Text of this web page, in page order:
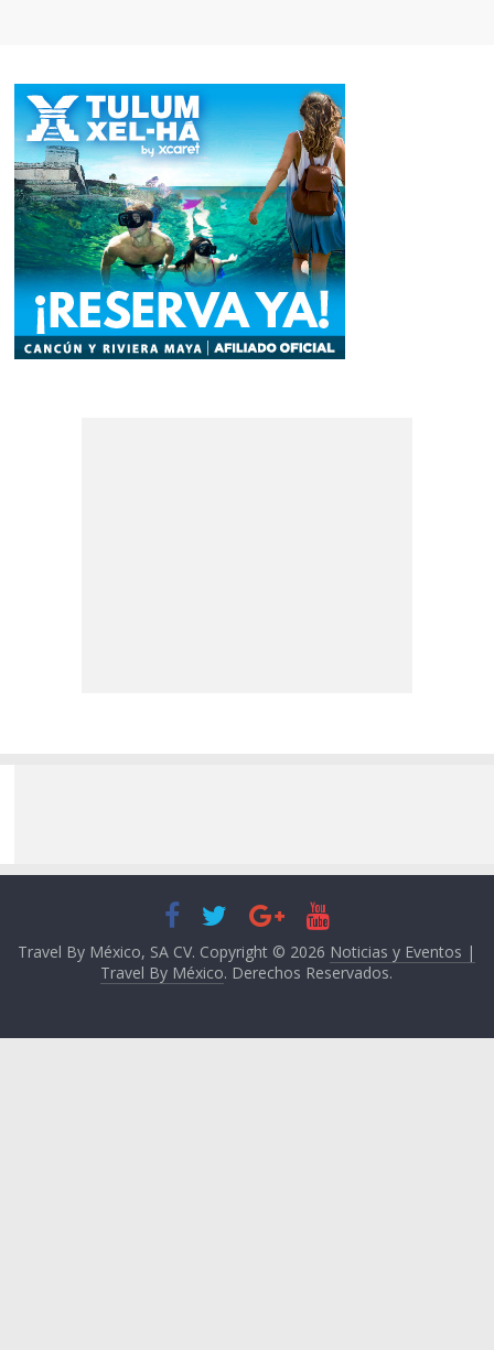
Travel By México, SA CV. Copyright © 2026 Noticias y Eventos |
Travel By México. Derechos Reservados.